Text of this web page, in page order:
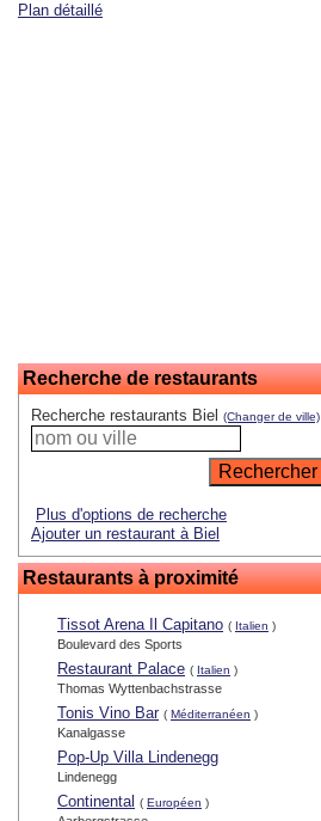
Plan détaillé
Recherche de restaurants
Recherche restaurants Biel (Changer de ville)
Plus d'options de recherche
Ajouter un restaurant à Biel
Restaurants à proximité
Tissot Arena Il Capitano ( Italien )
Boulevard des Sports
Restaurant Palace ( Italien )
Thomas Wyttenbachstrasse
Tonis Vino Bar ( Méditerranéen )
Kanalgasse
Pop-Up Villa Lindenegg
Lindenegg
Continental ( Européen )